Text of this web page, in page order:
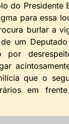
do Presidente
para essa
burlar a
um
por
que o
em